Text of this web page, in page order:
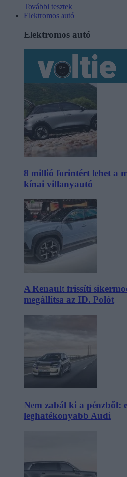
További tesztek
Elektromos autó
Elektromos autó
8 millió forintért lehet a
kínai villanyautó
A Renault frissíti
megállítsa az ID. Polót
Nem zabál ki a pénzből:
leghatékonyabb Audi